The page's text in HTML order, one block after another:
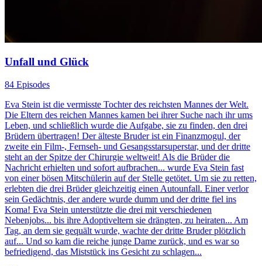
Unfall und Glück
84 Episodes
Eva Stein ist die vermisste Tochter des reichsten Mannes der Welt.
Die Eltern des reichen Mannes kamen bei ihrer Suche nach ihr ums
Leben, und schließlich wurde die Aufgabe, sie zu finden, den drei
Brüdern übertragen! Der älteste Bruder ist ein Finanzmogul, der
zweite ein Film-, Fernseh- und Gesangsstarsuperstar, und der dritte
steht an der Spitze der Chirurgie weltweit! Als die Brüder die
Nachricht erhielten und sofort aufbrachen... wurde Eva Stein fast
von einer bösen Mitschülerin auf der Stelle getötet. Um sie zu retten,
erlebten die drei Brüder gleichzeitig einen Autounfall. Einer verlor
sein Gedächtnis, der andere wurde dumm und der dritte fiel ins
Koma! Eva Stein unterstützte die drei mit verschiedenen
Nebenjobs... bis ihre Adoptiveltern sie drängten, zu heiraten... Am
Tag, an dem sie gequält wurde, wachte der dritte Bruder plötzlich
auf... Und so kam die reiche junge Dame zurück, und es war so
befriedigend, das Miststück ins Gesicht zu schlagen...